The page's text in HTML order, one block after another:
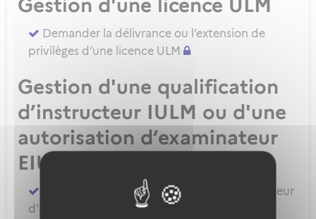
Gestion d'une licence ULM
Demander la délivrance ou l’extension de
privilèges d’une licence ULM
Gestion d'une qualification
d’instructeur IULM ou d'une
autorisation d’examinateur
EIULM
Attester des prérequis pour devenir formateur
d'instructeur ULM